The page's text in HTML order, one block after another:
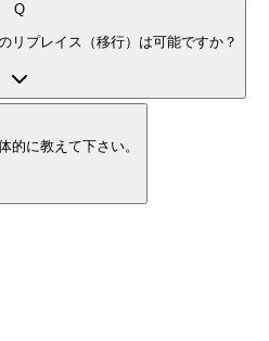
Q
リプレイス（移行）は可能ですか？
的に教えて下さい。